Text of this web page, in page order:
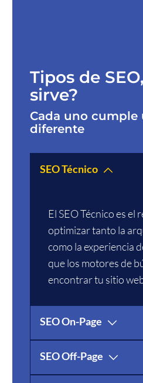
Tipos de
sirve?
Cada uno
diferente
SEO Técnico
El SEO Técnico es el
optimizar tanto la
como la experiencia
que los motores de
encontrar tu sitio
SEO On-Page
SEO Off-Page